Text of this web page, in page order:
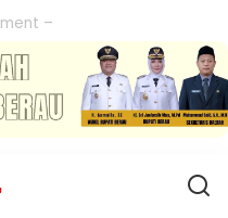
–